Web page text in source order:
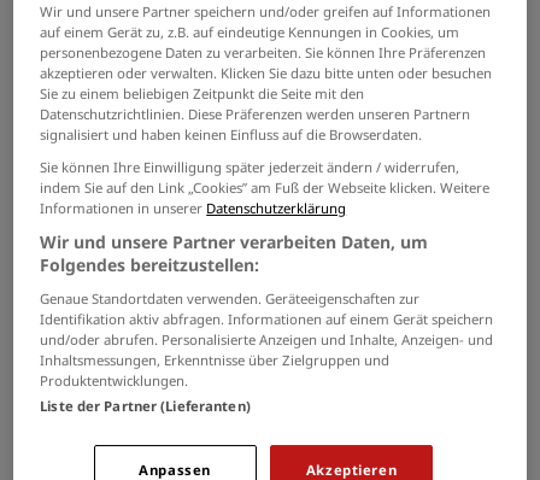
Wasser, Luft) Jobs in Roermond
PASSENDE JOBS PER E-MAIL
GRENZEN SIE IHRE SUCHE EIN
LKW Fahrer (m/w/d)
04.08.2026 /Jobanzeige / Heinsberg
Postbote für Pakete und Briefe
(m/w/d)
Wir und unsere Partner speichern und/oder greifen auf Informationen
auf einem Gerät zu, z.B. auf eindeutige Kennungen in Cookies, um
personenbezogene Daten zu verarbeiten. Sie können Ihre Präferenzen
akzeptieren oder verwalten. Klicken Sie dazu bitte unten oder besuchen
Sie zu einem beliebigen Zeitpunkt die Seite mit den
Datenschutzrichtlinien. Diese Präferenzen werden unseren Partnern
signalisiert und haben keinen Einfluss auf die Browserdaten.
Sie können Ihre Einwilligung später jederzeit ändern / widerrufen,
indem Sie auf den Link „Cookies” am Fuß der Webseite klicken. Weitere
Informationen in unserer Datenschutzerklärung
Wir und unsere Partner verarbeiten Daten, um
Folgendes bereitzustellen:
Genaue Standortdaten verwenden. Geräteeigenschaften zur
Identifikation aktiv abfragen. Informationen auf einem Gerät speichern
und/oder abrufen. Personalisierte Anzeigen und Inhalte, Anzeigen- und
Inhaltsmessungen, Erkenntnisse über Zielgruppen und
Produktentwicklungen.
Liste der Partner (Lieferanten)
Akzeptieren
Anpassen